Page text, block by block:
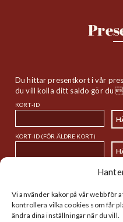
Vi använder kakor på vår webb för
kontrollera vilka cookies som får
ändra dina inställningar när du vill.
Du hittar presentkort i vår
du vill kolla ditt saldo gör du
KORT-ID
KORT-ID (FÖR ÄLDRE KORT)